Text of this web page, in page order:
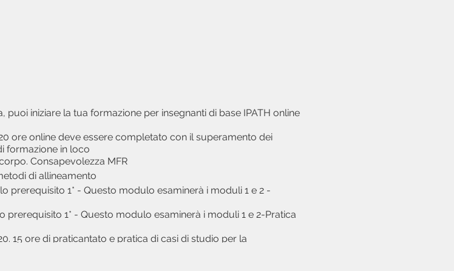
iniziare la tua formazione per insegnanti di base IPATH online
ore online deve essere completato con il superamento dei
formazione in loco
Consapevolezza MFR
di allineamento
prerequisito 1* - Questo modulo esaminerà i moduli 1 e 2 -
1* - Questo modulo esaminerà i moduli 1 e 2-Pratica
15 ore di praticantato e pratica di casi di studio per la